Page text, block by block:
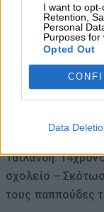
I want to opt-
Retention,
Personal
Purposes for
Opted Out
Data
προσωπικού στα
07/08/2026 , 21:13
Αύριο Σάββατο
Ταϊλάνδη:
σχολείο –
τους παππούδες